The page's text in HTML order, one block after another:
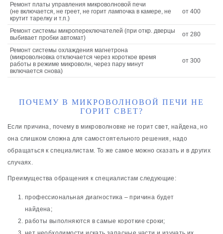
Ремонт платы управления микроволновой печи
(не включается, не греет, не горит лампочка в камере, не
крутит тарелку и т.п.)
от 400
Ремонт системы микропереключателей (при откр. дверцы
выбивает пробки автомат)
от 280
Ремонт системы охлаждения магнетрона
(микроволновка отключается через короткое время
работы в режиме микроволн, через пару минут
включается снова)
от 300
ПОЧЕМУ В МИКРОВОЛНОВОЙ ПЕЧИ НЕ
ГОРИТ СВЕТ?
Если причина, почему в микроволновке не горит свет, найдена, но
она слишком сложна для самостоятельного решения, надо
обращаться к специалистам. То же самое можно сказать и в других
случаях.
Преимущества обращения к специалистам следующие:
профессиональная диагностика – причина будет
найдена;
работы выполняются в самые короткие сроки;